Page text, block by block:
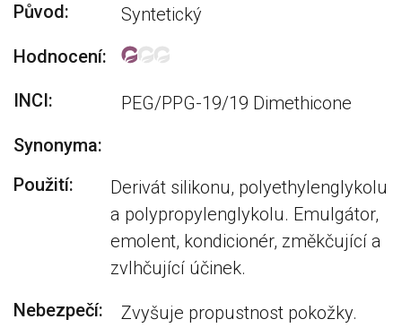
Původ:
Syntetický
Hodnocení:
INCI:
PEG/PPG-19/19 Dimethicone
Synonyma:
Použití:
Derivát silikonu, polyethylenglykolu
a polypropylenglykolu. Emulgátor,
emolent, kondicionér, změkčující a
zvlhčující účinek.
Nebezpečí:
Zvyšuje propustnost pokožky.